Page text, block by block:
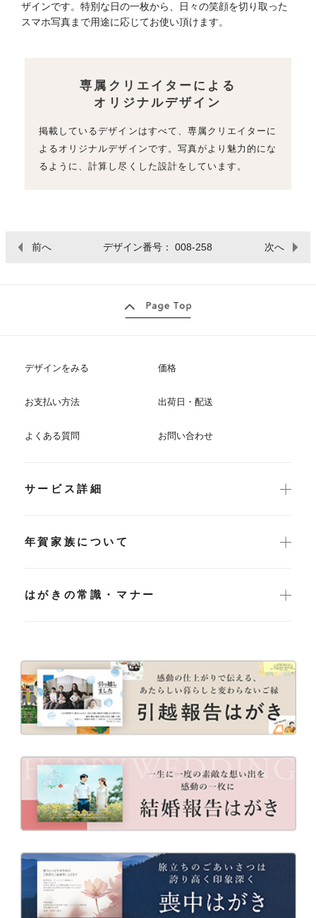
ザインです。特別な日の一枚から、日々の笑顔を切り取った
スマホ写真まで用途に応じてお使い頂けます。
専属クリエイターによる
オリジナルデザイン
掲載しているデザインはすべて、専属クリエイターに
よるオリジナルデザインです。写真がより魅力的にな
るように、計算し尽くした設計をしています。
前へ デザイン番号： 008-258 次へ
デザインをみる 価格
お支払い方法 出荷日・配送
よくある質問 お問い合わせ
サービス詳細
年賀家族について
はがきの常識・マナー